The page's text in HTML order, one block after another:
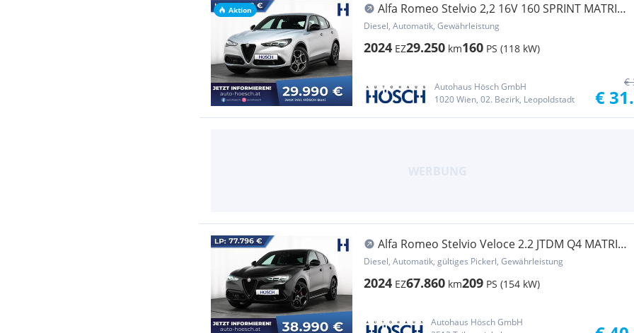
Aktion
Alfa Romeo Stelvio 2,2 16V 160 SPRINT MATRIX
ACC KAMERA 19er
Diesel, Automatik, Gewährleistung
2024 EZ29.250 km160 PS (118 kW)
Autohaus Hösch GmbH
1020 Wien, 02. Bezirk, Leopoldstadt
€
€
Alfa Romeo Stelvio Veloce 2.2 JTDM Q4 MATRIX
ASSISTENZ 21 ...
Diesel, Automatik, gültiges Pickerl, Gewährleistung
2024 EZ67.860 km209 PS (154 kW)
Autohaus Hösch GmbH